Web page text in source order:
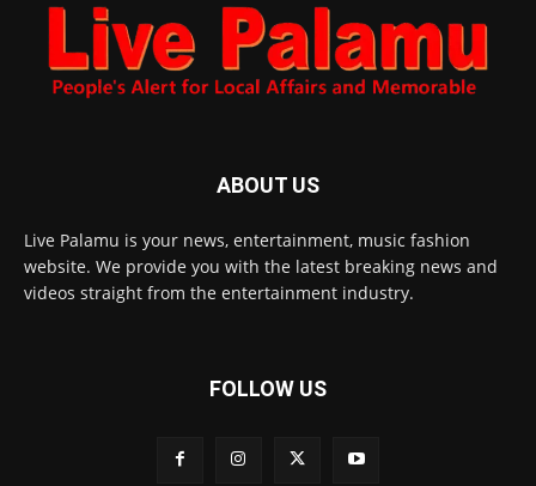
ABOUT US
Live Palamu is your news, entertainment, music fashion
website. We provide you with the latest breaking news and
videos straight from the entertainment industry.
FOLLOW US